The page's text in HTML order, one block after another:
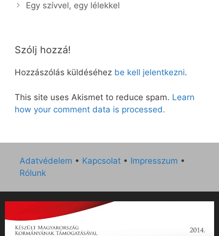
Egy szívvel, egy lélekkel
Szólj hozzá!
Hozzászólás küldéséhez be kell jelentkezni.
This site uses Akismet to reduce spam. Learn
how your comment data is processed.
Adatvédelem • Kapcsolat • Impresszum •
Rólunk